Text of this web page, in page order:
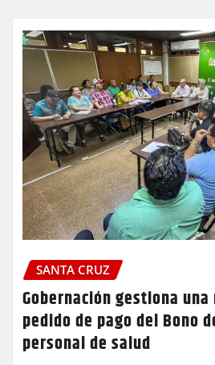
SANTA CRUZ
Gobernación gestiona
pedido de pago del Bono
personal de salud